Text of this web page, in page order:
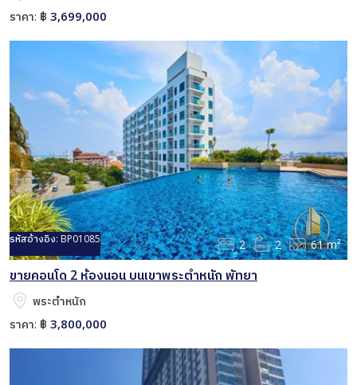
ราคา: ฿ 3,699,000
รหัสอ้างอิง: BP01085 2 2 61 m²
ขายคอนโด 2 ห้องนอน บนเขาพระตำหนัก พัทยา
พระตำหนัก
ราคา: ฿ 3,800,000